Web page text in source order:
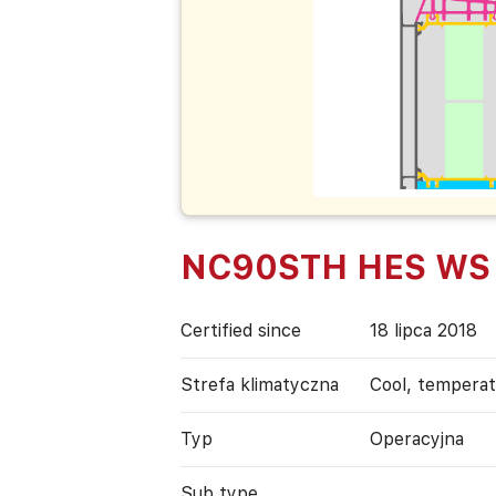
NC90STH HES WS
Certified since 18 lipca 2018
Strefa klimatyczna Cool,
Typ Operacyjna